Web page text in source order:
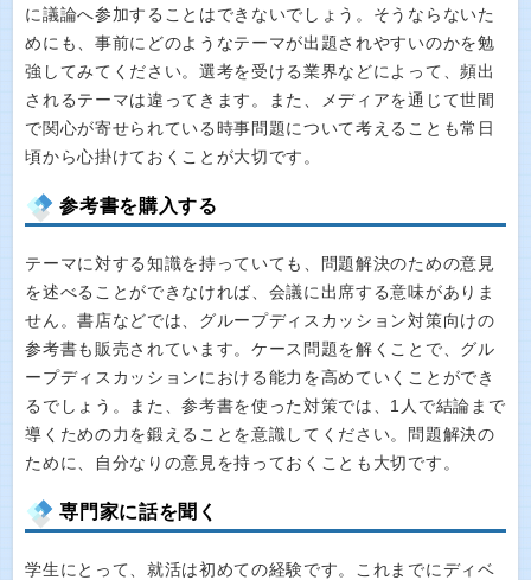
に議論へ参加することはできないでしょう。そうならないた
めにも、事前にどのようなテーマが出題されやすいのかを勉
強してみてください。選考を受ける業界などによって、頻出
されるテーマは違ってきます。また、メディアを通じて世間
で関心が寄せられている時事問題について考えることも常日
頃から心掛けておくことが大切です。
参考書を購入する
テーマに対する知識を持っていても、問題解決のための意見
を述べることができなければ、会議に出席する意味がありま
せん。書店などでは、グループディスカッション対策向けの
参考書も販売されています。ケース問題を解くことで、グル
ープディスカッションにおける能力を高めていくことができ
るでしょう。また、参考書を使った対策では、1人で結論まで
導くための力を鍛えることを意識してください。問題解決の
ために、自分なりの意見を持っておくことも大切です。
専門家に話を聞く
学生にとって、就活は初めての経験です。これまでにディベ